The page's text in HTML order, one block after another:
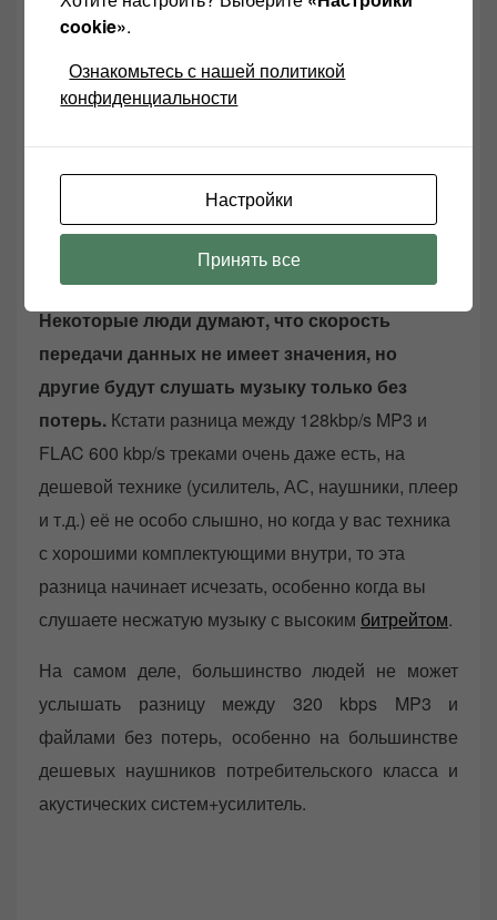
Не качайте музыку с подобным битрейтом и в мп3 никогда
Некоторые люди думают, что скорость
передачи данных не имеет значения, но
другие будут слушать музыку только без
потерь. Кстати разница между 128kbp/s MP3 и
FLAC 600 kbp/s треками очень даже есть, на
дешевой технике (усилитель, АС, наушники, плеер
и т.д.) её не особо слышно, но когда у вас техника
с хорошими комплектующими внутри, то эта
разница начинает исчезать, особенно когда вы
слушаете несжатую музыку с высоким битрейтом.
На самом деле, большинство людей не может
услышать разницу между 320 kbps MP3 и
файлами без потерь, особенно на большинстве
дешевых наушников потребительского класса и
акустических систем+усилитель.
cookie».
Ознакомьтесь с нашей политикой
конфиденциальности
Настройки
Принять все